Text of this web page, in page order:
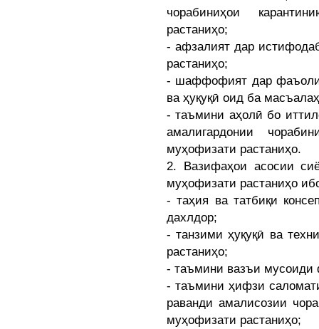
чорабиниҳои
растаниҳо;
- афзалият дар
растаниҳо;
- шаффофият дар
ва ҳуқуқӣ оид ба
- таъмини аҳолӣ бо
амалигардонии
муҳофизати растаниҳо.
2. Вазифаҳои асосии
муҳофизати растаниҳо
- таҳия ва татбиқи
дахлдор;
- танзими ҳуқуқӣ ва
растаниҳо;
- таъмини вазъи мусоиди
- таъмини ҳифзи
раванди амалисозии
муҳофизати растаниҳо;